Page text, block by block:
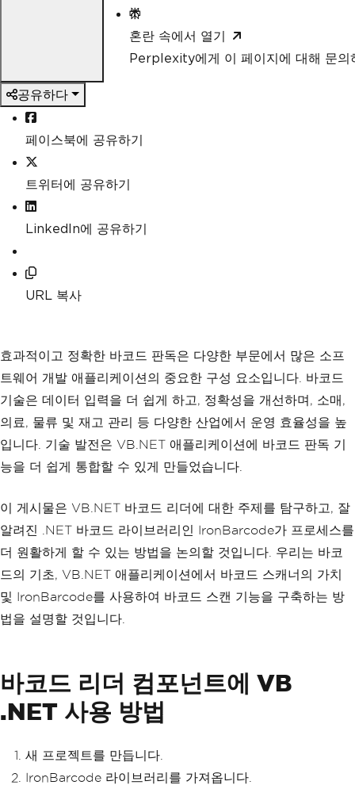
혼란 속에서 열기
Perplexity에게 이 페이지에 대해 문의
공유하다
페이스북에 공유하기
트위터에 공유하기
LinkedIn에 공유하기
URL 복사
효과적이고 정확한 바코드 판독은 다양한 부문에서 많은 소프
트웨어 개발 애플리케이션의 중요한 구성 요소입니다. 바코드
기술은 데이터 입력을 더 쉽게 하고, 정확성을 개선하며, 소매,
의료, 물류 및 재고 관리 등 다양한 산업에서 운영 효율성을 높
입니다. 기술 발전은 VB.NET 애플리케이션에 바코드 판독 기
능을 더 쉽게 통합할 수 있게 만들었습니다.
이 게시물은 VB.NET 바코드 리더에 대한 주제를 탐구하고, 잘
알려진 .NET 바코드 라이브러리인 IronBarcode가 프로세스를
더 원활하게 할 수 있는 방법을 논의할 것입니다. 우리는 바코
드의 기초, VB.NET 애플리케이션에서 바코드 스캐너의 가치
및 IronBarcode를 사용하여 바코드 스캔 기능을 구축하는 방
법을 설명할 것입니다.
바코드 리더 컴포넌트에 VB
.NET 사용 방법
새 프로젝트를 만듭니다.
IronBarcode 라이브러리를 가져옵니다.